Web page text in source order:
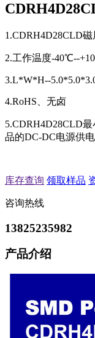
1.CDRH4D28CLD
2.工作温度-40℃--
3.L*W*H--
4.RoHS、无卤
5.CDRH4D28CLD
品的DC-DC电源供
库存查询 领取样品
咨询热线
13825235982
产品介绍